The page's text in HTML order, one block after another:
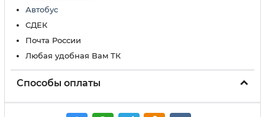
Автобус
СДЕК
Почта России
Любая удобная Вам ТК
Способы оплаты